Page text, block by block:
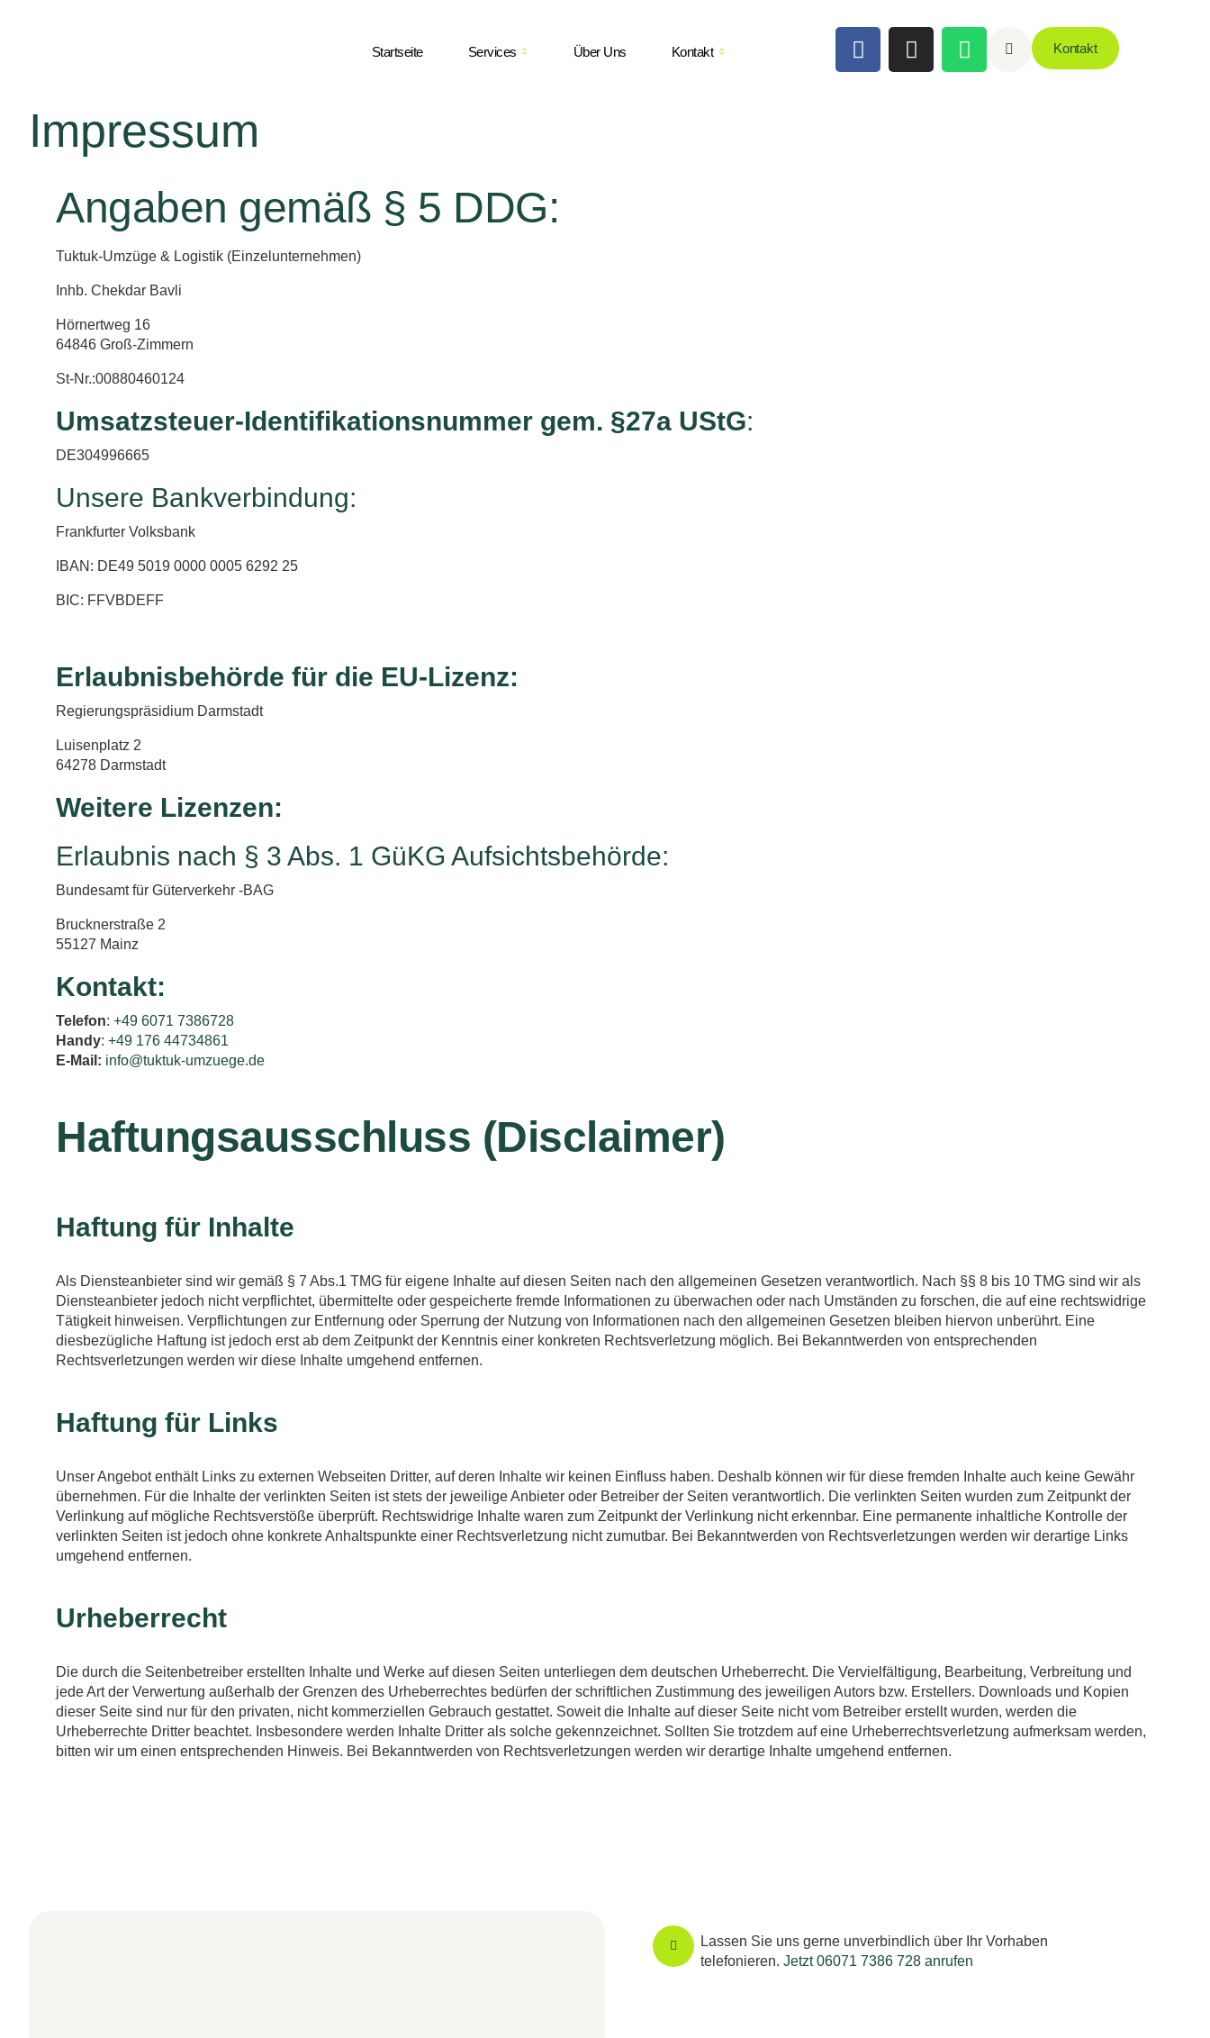
Startseite Services Über Uns Kontakt Kontakt
Impressum
Angaben gemäß § 5 DDG:
Tuktuk-Umzüge & Logistik (Einzelunternehmen)
Inhb. Chekdar Bavli
Hörnertweg 16
64846 Groß-Zimmern
St-Nr.:00880460124
Umsatzsteuer-Identifikationsnummer gem. §27a UStG:
DE304996665
Unsere Bankverbindung:
Frankfurter Volksbank
IBAN: DE49 5019 0000 0005 6292 25
BIC: FFVBDEFF
Erlaubnisbehörde für die EU-Lizenz:
Regierungspräsidium Darmstadt
Luisenplatz 2
64278 Darmstadt
Weitere Lizenzen:
Erlaubnis nach § 3 Abs. 1 GüKG Aufsichtsbehörde:
Bundesamt für Güterverkehr -BAG
Brucknerstraße 2
55127 Mainz
Kontakt:
Telefon: +49 6071 7386728
Handy: +49 176 44734861
E-Mail: info@tuktuk-umzuege.de
Haftungsausschluss (Disclaimer)
Haftung für Inhalte
Als Diensteanbieter sind wir gemäß § 7 Abs.1 TMG für eigene Inhalte auf diesen Seiten nach den allgemeinen Gesetzen verantwortlich. Nach §§ 8 bis 10 TMG sind wir als
Diensteanbieter jedoch nicht verpflichtet, übermittelte oder gespeicherte fremde Informationen zu überwachen oder nach Umständen zu forschen, die auf eine rechtswidrige
Tätigkeit hinweisen. Verpflichtungen zur Entfernung oder Sperrung der Nutzung von Informationen nach den allgemeinen Gesetzen bleiben hiervon unberührt. Eine
diesbezügliche Haftung ist jedoch erst ab dem Zeitpunkt der Kenntnis einer konkreten Rechtsverletzung möglich. Bei Bekanntwerden von entsprechenden
Rechtsverletzungen werden wir diese Inhalte umgehend entfernen.
Haftung für Links
Unser Angebot enthält Links zu externen Webseiten Dritter, auf deren Inhalte wir keinen Einfluss haben. Deshalb können wir für diese fremden Inhalte auch keine Gewähr
übernehmen. Für die Inhalte der verlinkten Seiten ist stets der jeweilige Anbieter oder Betreiber der Seiten verantwortlich. Die verlinkten Seiten wurden zum Zeitpunkt der
Verlinkung auf mögliche Rechtsverstöße überprüft. Rechtswidrige Inhalte waren zum Zeitpunkt der Verlinkung nicht erkennbar. Eine permanente inhaltliche Kontrolle der
verlinkten Seiten ist jedoch ohne konkrete Anhaltspunkte einer Rechtsverletzung nicht zumutbar. Bei Bekanntwerden von Rechtsverletzungen werden wir derartige Links
umgehend entfernen.
Urheberrecht
Die durch die Seitenbetreiber erstellten Inhalte und Werke auf diesen Seiten unterliegen dem deutschen Urheberrecht. Die Vervielfältigung, Bearbeitung, Verbreitung und
jede Art der Verwertung außerhalb der Grenzen des Urheberrechtes bedürfen der schriftlichen Zustimmung des jeweiligen Autors bzw. Erstellers. Downloads und Kopien
dieser Seite sind nur für den privaten, nicht kommerziellen Gebrauch gestattet. Soweit die Inhalte auf dieser Seite nicht vom Betreiber erstellt wurden, werden die
Urheberrechte Dritter beachtet. Insbesondere werden Inhalte Dritter als solche gekennzeichnet. Sollten Sie trotzdem auf eine Urheberrechtsverletzung aufmerksam werden,
bitten wir um einen entsprechenden Hinweis. Bei Bekanntwerden von Rechtsverletzungen werden wir derartige Inhalte umgehend entfernen.
Lassen Sie uns gerne unverbindlich über Ihr Vorhaben
telefonieren. Jetzt 06071 7386 728 anrufen